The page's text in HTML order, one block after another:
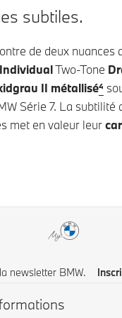
subtiles.
de deux nuances
Two-Tone
II métallisé⁴
Série 7. La subtilité
met en valeur leur
newsletter BMW.